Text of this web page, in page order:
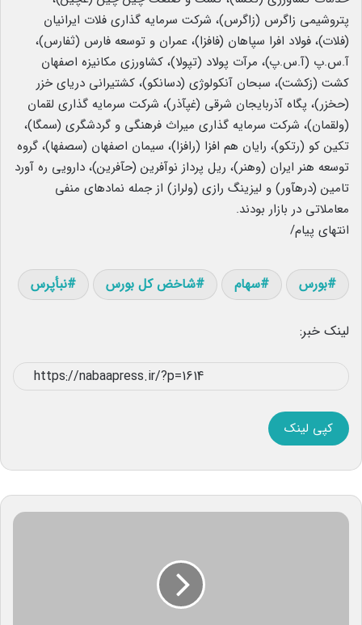
پتروشیمی زاگرس (زاگرس)، شرکت سرمایه گذاری فلات ایرانیان
(فلات)، فولاد افرا سپاهان (فافزا)، عمران و توسعه فارس (ثفارس)،
آ.س.پ (آ.س.پ)، مرآت پولاد (تپولا)، کشاورزی مکانیزه اصفهان
کشت (زکشت)، سبحان آنکولوژی (دسانکو)، کشتیرانی دریای خزر
(حخزر)، پگاه آذربایجان شرقی (غپآذر)، شرکت سرمایه گذاری لقمان
(ولقمان)، شرکت سرمایه گذاری میراث فرهنگی و گردشگری (سمگا)،
تکین کو (رتکو)، رایان هم افزا (رافزا)، سیمان اصفهان (سصفها)، گروه
توسعه هنر ایران (وهنر)، ریل پرداز نوآفرین (حآفرین)، دارویی ره آورد
تامین (درهآور) و لیزینگ رازی (ولراز) از جمله نمادهای منفی
معاملاتی در بازار بودند.
انتهای پیام/
بورس سهام شاخض کل بورس نبأپرس
لینک خبر:
کپی لینک